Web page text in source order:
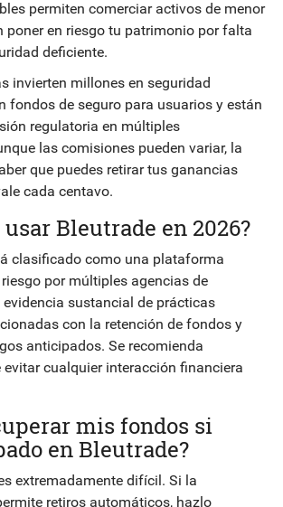
permiten comerciar activos de menor
poner en riesgo tu patrimonio por falta
deficiente.
invierten millones en seguridad
fondos de seguro para usuarios y están
regulatoria en múltiples
las comisiones pueden variar, la
que puedes retirar tus ganancias
cada centavo.
usar Bleutrade en 2026?
clasificado como una plataforma
por múltiples agencias de
evidencia sustancial de prácticas
con la retención de fondos y
anticipados. Se recomienda
evitar cualquier interacción financiera
mis fondos si
en Bleutrade?
extremadamente difícil. Si la
retiros automáticos, hazlo